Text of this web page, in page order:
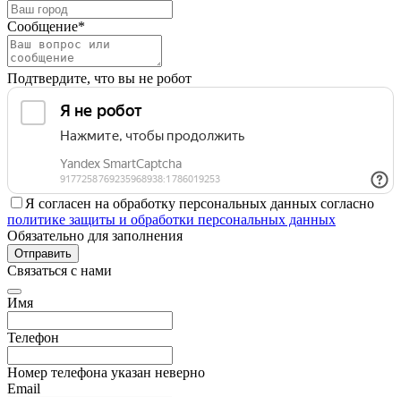
Сообщение*
Подтвердите, что вы не робот
Я согласен на обработку персональных данных согласно
политике защиты и обработки персональных данных
Обязательно для заполнения
Отправить
Связаться с нами
Имя
Телефон
Номер телефона указан неверно
Email